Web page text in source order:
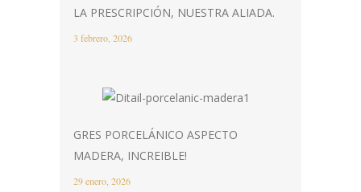
LA PRESCRIPCIÓN, NUESTRA ALIADA.
3 febrero, 2026
GRES PORCELÁNICO ASPECTO
MADERA, INCREIBLE!
29 enero, 2026